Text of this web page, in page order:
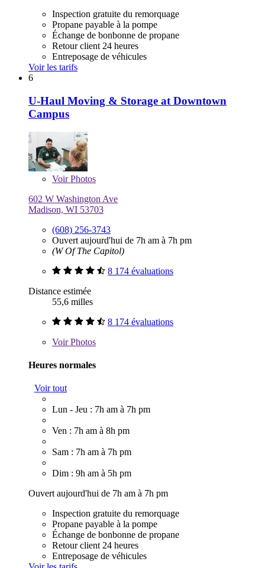
Inspection gratuite du remorquage
Propane payable à la pompe
Échange de bonbonne de propane
Retour client 24 heures
Entreposage de véhicules
Voir les tarifs
6
U-Haul Moving & Storage at Downtown
Campus
VoirPhotos
602 W Washington Ave
Madison, WI 53703
(608) 256-3743
Ouvert aujourd'hui de 7h am à 7h pm
(W Of The Capitol)
8 174 évaluations
Distance estimée
55,6 milles
8 174 évaluations
VoirPhotos
Heures normales
Voir tout
Lun - Jeu : 7h am à 7h pm
Ven : 7h am à 8h pm
Sam : 7h am à 7h pm
Dim : 9h am à 5h pm
Ouvert aujourd'hui de 7h am à 7h pm
Inspection gratuite du remorquage
Propane payable à la pompe
Échange de bonbonne de propane
Retour client 24 heures
Entreposage de véhicules